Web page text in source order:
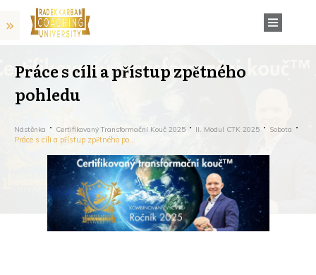
Práce s cíli a přístup zpětného
pohledu
Nástěnka Certifikovaný Transformační Kouč 2025 II. Modul CTK 2025 Sobota
Práce s cíli a přístup zpětného pohledu